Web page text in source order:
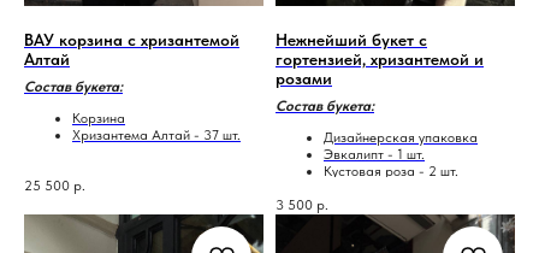
ВАУ корзина с хризантемой
Алтай
Состав букета:
Корзина
Хризантема Алтай - 37 шт.
25 500 р.
Нежнейший букет с
гортензией, хризантемой и
розами
Состав букета:
Дизайнерская упаковка
Эвкалипт - 1 шт.
Кустовая роза - 2 шт.
Мондиаль роза - 1 шт.
Диантусы - 3 шт.
Алтай хризантема - 1 шт.
3 500 р.